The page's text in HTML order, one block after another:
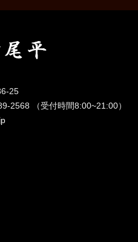
25
2568 （受付時間8:00~21:00）